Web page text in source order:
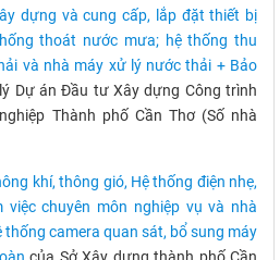
dựng và cung cấp, lắp đặt thiết bị
thoát nước mưa; hệ thống thu
và nhà máy xử lý nước thải + Bảo
Dự án Đầu tư Xây dựng Công trình
Thành phố Cần Thơ (Số nhà
khí, thông gió, Hệ thống điện nhẹ,
việc chuyên môn nghiệp vụ và nhà
thống camera quan sát, bổ sung máy